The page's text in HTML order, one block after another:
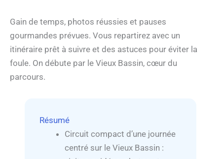
Gain de temps, photos réussies et pauses
gourmandes prévues. Vous repartirez avec un
itinéraire prêt à suivre et des astuces pour éviter la
foule. On débute par le Vieux Bassin, cœur du
parcours.
Résumé
Circuit compact d’une journée
centré sur le Vieux Bassin :